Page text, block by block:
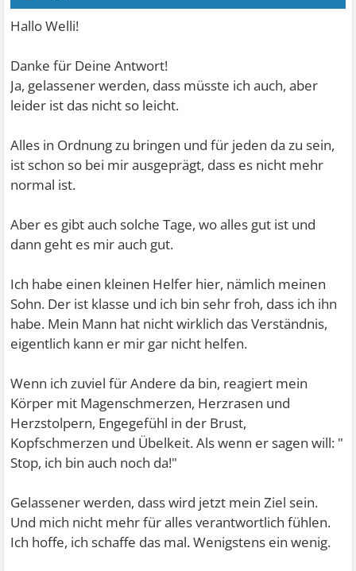
Hallo Welli!
Danke für Deine Antwort!
Ja, gelassener werden, dass müsste ich auch, aber
leider ist das nicht so leicht.
Alles in Ordnung zu bringen und für jeden da zu sein,
ist schon so bei mir ausgeprägt, dass es nicht mehr
normal ist.
Aber es gibt auch solche Tage, wo alles gut ist und
dann geht es mir auch gut.
Ich habe einen kleinen Helfer hier, nämlich meinen
Sohn. Der ist klasse und ich bin sehr froh, dass ich ihn
habe. Mein Mann hat nicht wirklich das Verständnis,
eigentlich kann er mir gar nicht helfen.
Wenn ich zuviel für Andere da bin, reagiert mein
Körper mit Magenschmerzen, Herzrasen und
Herzstolpern, Engegefühl in der Brust,
Kopfschmerzen und Übelkeit. Als wenn er sagen will: "
Stop, ich bin auch noch da!"
Gelassener werden, dass wird jetzt mein Ziel sein.
Und mich nicht mehr für alles verantwortlich fühlen.
Ich hoffe, ich schaffe das mal. Wenigstens ein wenig.